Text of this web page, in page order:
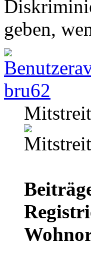
geben,
bru62